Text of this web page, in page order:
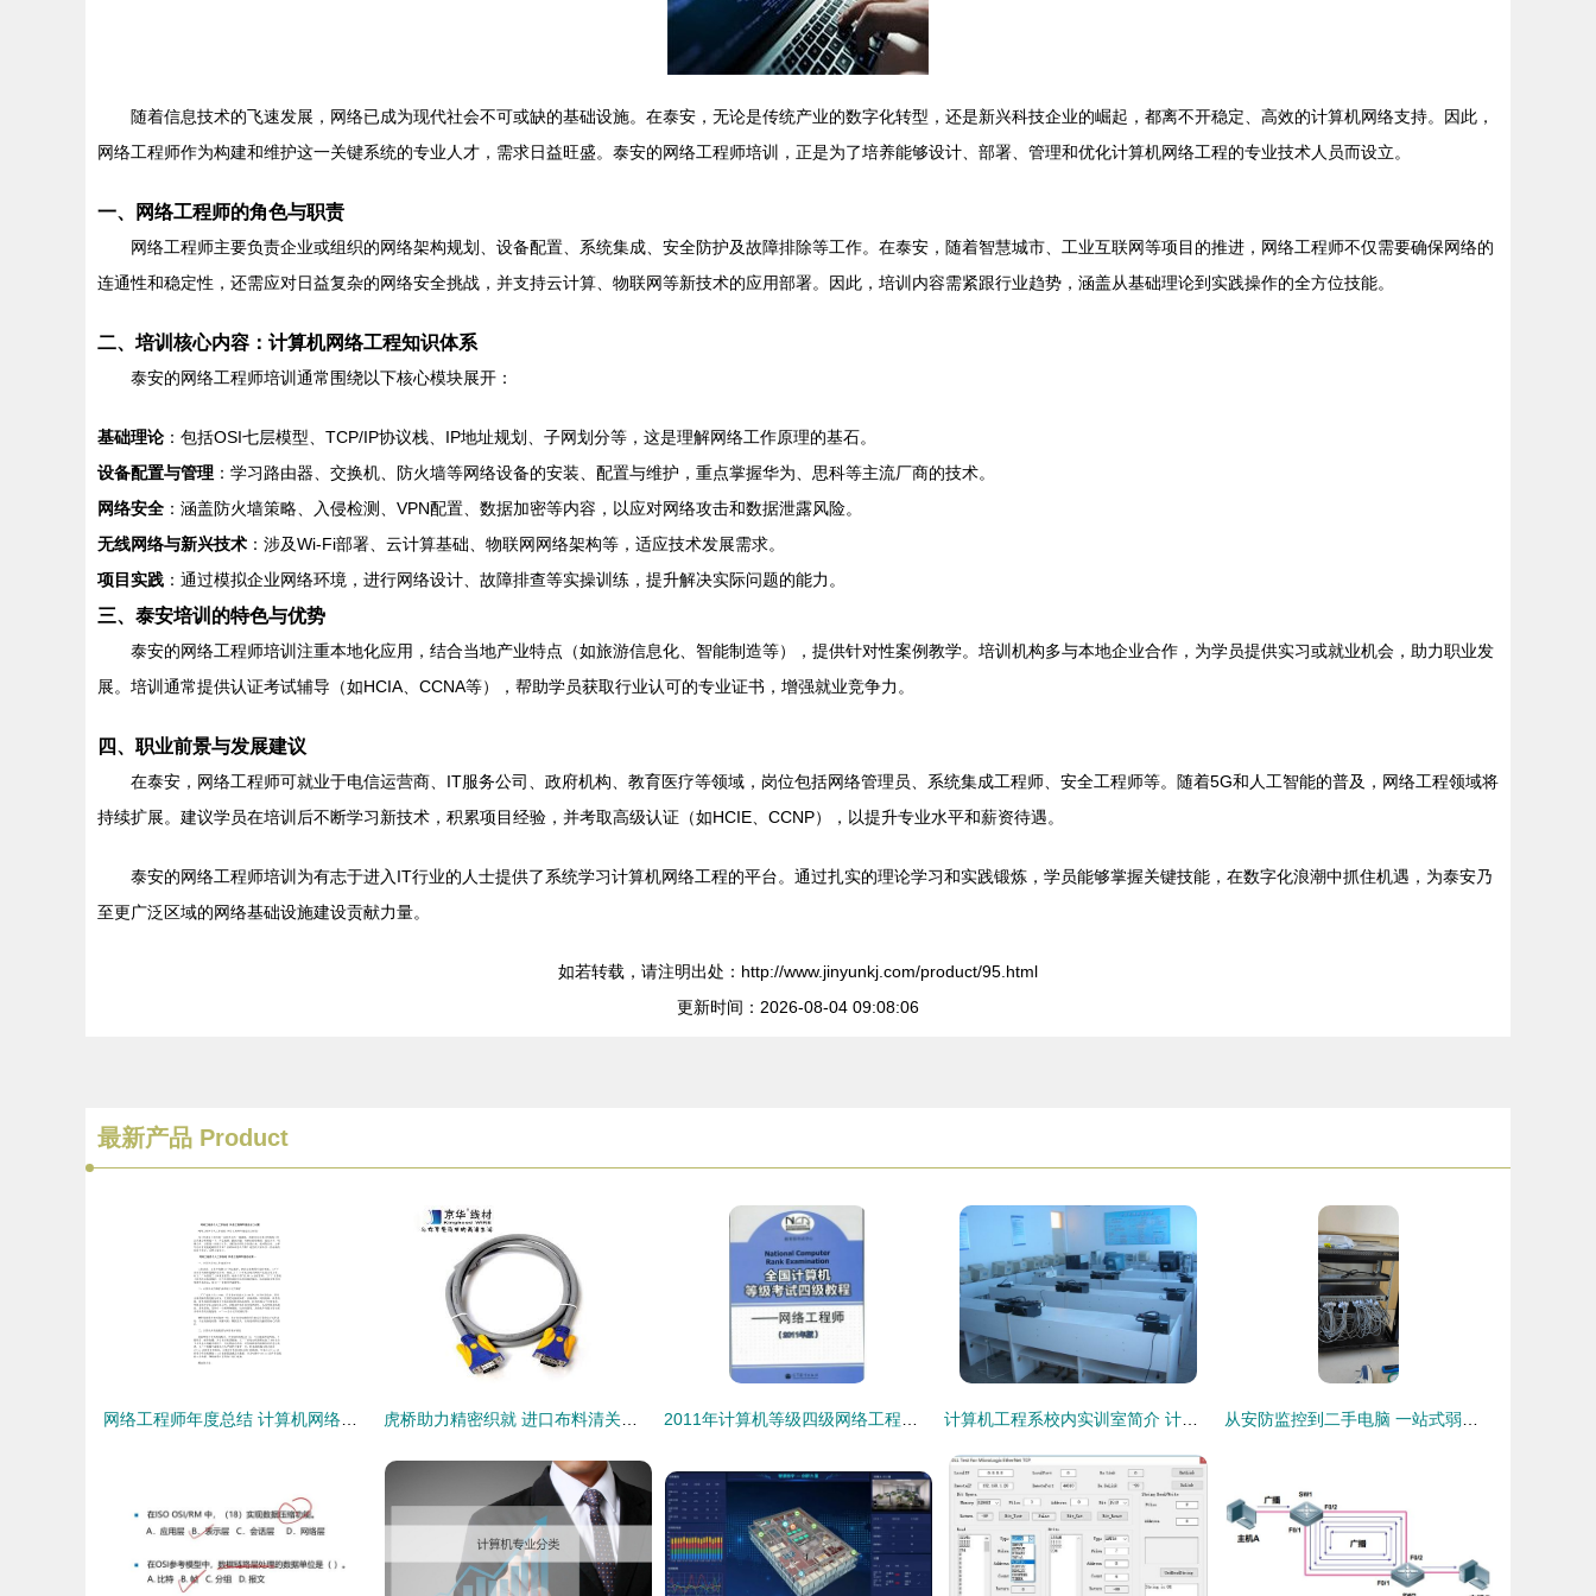
随着信息技术的飞速发展，网络已成为现代社会不可或缺的基础设施。在泰安，无论是传统产业的数字化转型，还是新兴科技企业的崛起，都离不开稳定、高效的计算机网络支持。因此，
网络工程师作为构建和维护这一关键系统的专业人才，需求日益旺盛。泰安的网络工程师培训，正是为了培养能够设计、部署、管理和优化计算机网络工程的专业技术人员而设立。
一、网络工程师的角色与职责
网络工程师主要负责企业或组织的网络架构规划、设备配置、系统集成、安全防护及故障排除等工作。在泰安，随着智慧城市、工业互联网等项目的推进，网络工程师不仅需要确保网络的
连通性和稳定性，还需应对日益复杂的网络安全挑战，并支持云计算、物联网等新技术的应用部署。因此，培训内容需紧跟行业趋势，涵盖从基础理论到实践操作的全方位技能。
二、培训核心内容：计算机网络工程知识体系
泰安的网络工程师培训通常围绕以下核心模块展开：
基础理论 ：包括OSI七层模型、TCP/IP协议栈、IP地址规划、子网划分等，这是理解网络工作原理的基石。
设备配置与管理 ：学习路由器、交换机、防火墙等网络设备的安装、配置与维护，重点掌握华为、思科等主流厂商的技术。
网络安全 ：涵盖防火墙策略、入侵检测、VPN配置、数据加密等内容，以应对网络攻击和数据泄露风险。
无线网络与新兴技术 ：涉及Wi-Fi部署、云计算基础、物联网网络架构等，适应技术发展需求。
项目实践 ：通过模拟企业网络环境，进行网络设计、故障排查等实操训练，提升解决实际问题的能力。
三、泰安培训的特色与优势
泰安的网络工程师培训注重本地化应用，结合当地产业特点（如旅游信息化、智能制造等），提供针对性案例教学。培训机构多与本地企业合作，为学员提供实习或就业机会，助力职业发
展。培训通常提供认证考试辅导（如HCIA、CCNA等），帮助学员获取行业认可的专业证书，增强就业竞争力。
四、职业前景与发展建议
在泰安，网络工程师可就业于电信运营商、IT服务公司、政府机构、教育医疗等领域，岗位包括网络管理员、系统集成工程师、安全工程师等。随着5G和人工智能的普及，网络工程领域将
持续扩展。建议学员在培训后不断学习新技术，积累项目经验，并考取高级认证（如HCIE、CCNP），以提升专业水平和薪资待遇。
泰安的网络工程师培训为有志于进入IT行业的人士提供了系统学习计算机网络工程的平台。通过扎实的理论学习和实践锻炼，学员能够掌握关键技能，在数字化浪潮中抓住机遇，为泰安乃
至更广泛区域的网络基础设施建设贡献力量。
如若转载，请注明出处：http://www.jinyunkj.com/product/95.html
更新时间：2026-08-04 09:08:06
最新产品 Product